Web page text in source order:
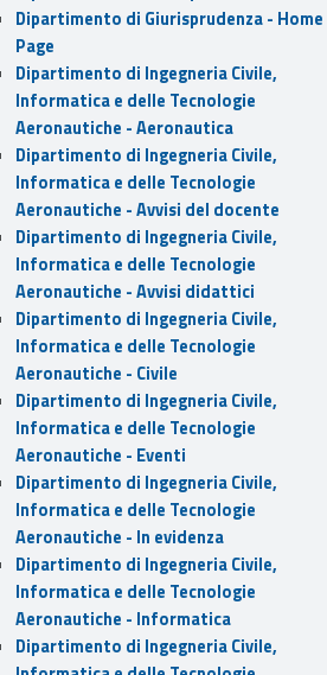
Dipartimento di Giurisprudenza - Home
Page
Dipartimento di Ingegneria Civile,
Informatica e delle Tecnologie
Aeronautiche - Aeronautica
Dipartimento di Ingegneria Civile,
Informatica e delle Tecnologie
Aeronautiche - Avvisi del docente
Dipartimento di Ingegneria Civile,
Informatica e delle Tecnologie
Aeronautiche - Avvisi didattici
Dipartimento di Ingegneria Civile,
Informatica e delle Tecnologie
Aeronautiche - Civile
Dipartimento di Ingegneria Civile,
Informatica e delle Tecnologie
Aeronautiche - Eventi
Dipartimento di Ingegneria Civile,
Informatica e delle Tecnologie
Aeronautiche - In evidenza
Dipartimento di Ingegneria Civile,
Informatica e delle Tecnologie
Aeronautiche - Informatica
Dipartimento di Ingegneria Civile,